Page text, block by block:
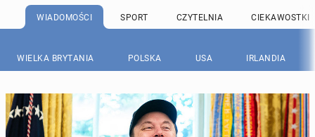
WIADOMOŚCI SPORT CZYTELNIA CIEKAWOSTKI
WIELKA BRYTANIA POLSKA USA IRLANDIA